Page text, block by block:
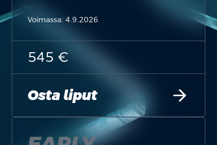
Voimassa: 4.9.2026
545 €
Osta liput arrow_forward